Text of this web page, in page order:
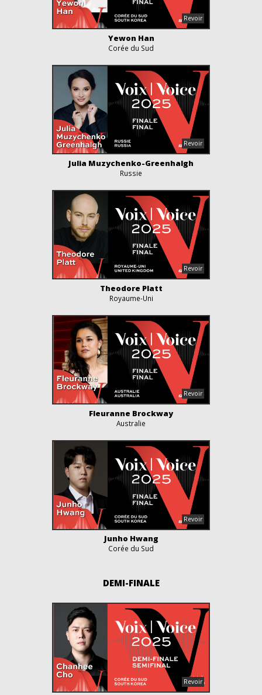
Yewon Han
Corée du Sud
Julia Muzychenko-Greenhalgh
Russie
Theodore Platt
Royaume-Uni
Fleuranne Brockway
Australie
Junho Hwang
Corée du Sud
DEMI-FINALE